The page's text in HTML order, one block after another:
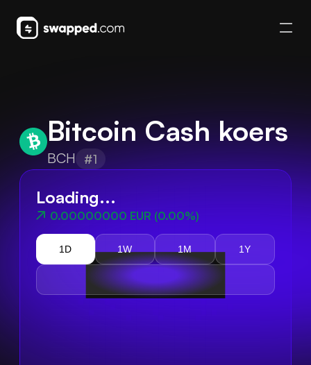
Bitcoin Cash koers
BCH #1
Loading...
0.00000000 EUR (0.00%)
1D 1W 1M 1Y